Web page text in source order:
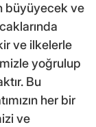
büyüyecek ve
ve ilkelerle
yoğrulup
Bu
her bir
ve